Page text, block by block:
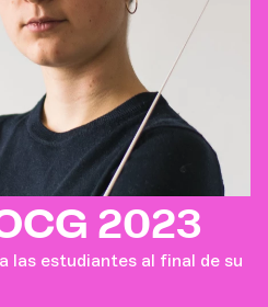
2023
las estudiantes al final de su